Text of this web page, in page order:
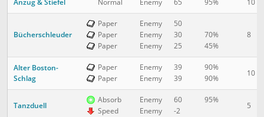
Normal Enemy 65 95%
Bücherschleuder
Paper
Paper
Paper
Enemy
Enemy
Enemy
50
30
25
70%
45%
8
Alter Boston-
Schlag
Paper
Paper
Enemy
Enemy
39
39
90%
90%
10
Tanzduell
Absorb
Speed
Enemy
Enemy
60
-2
95%
5